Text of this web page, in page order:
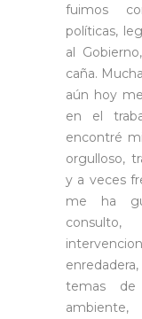
fuimos
políticas,
al
caña.
aún hoy
en el
encontré
orgulloso,
y a veces
me ha
temas de